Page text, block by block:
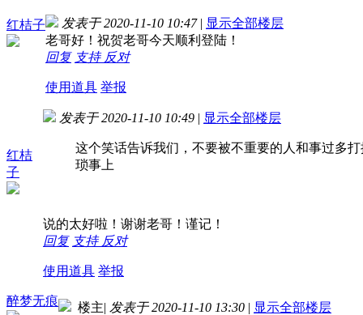
红桔子 发表于 2020-11-10 10:47 | 显示全部楼层
老哥好！祝贺老哥今天顺利登陆！
回复 支持 反对
使用道具 举报
红桔
子
发表于 2020-11-10 10:49 | 显示全部楼层
这个笑话告诉我们，不要被不重要的人和事过多
琐事上
说的太好啦！谢谢老哥！谨记！
回复 支持 反对
使用道具 举报
醉梦无痕 楼主| 发表于 2020-11-10 13:30 | 显示全部楼层